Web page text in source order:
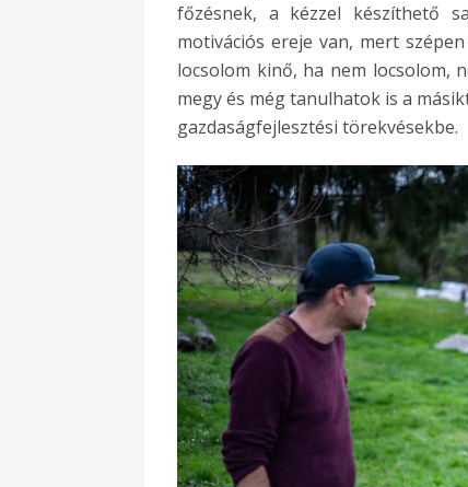
főzésnek, a kézzel készíthető
motivációs ereje van, mert
locsolom kinő, ha nem locsolom,
megy és még tanulhatok is a
gazdaságfejlesztési törekvésekbe.